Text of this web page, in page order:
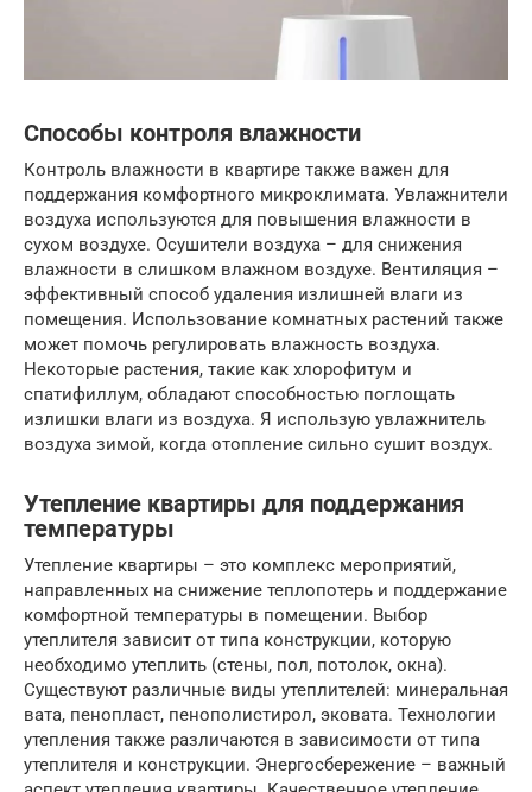
Способы контроля влажности
Контроль влажности в квартире также важен для
поддержания комфортного микроклимата. Увлажнители
воздуха используются для повышения влажности в
сухом воздухе. Осушители воздуха – для снижения
влажности в слишком влажном воздухе. Вентиляция –
эффективный способ удаления излишней влаги из
помещения. Использование комнатных растений также
может помочь регулировать влажность воздуха.
Некоторые растения, такие как хлорофитум и
спатифиллум, обладают способностью поглощать
излишки влаги из воздуха. Я использую увлажнитель
воздуха зимой, когда отопление сильно сушит воздух.
Утепление квартиры для поддержания
температуры
Утепление квартиры – это комплекс мероприятий,
направленных на снижение теплопотерь и поддержание
комфортной температуры в помещении. Выбор
утеплителя зависит от типа конструкции, которую
необходимо утеплить (стены, пол, потолок, окна).
Существуют различные виды утеплителей: минеральная
вата, пенопласт, пенополистирол, эковата. Технологии
утепления также различаются в зависимости от типа
утеплителя и конструкции. Энергосбережение – важный